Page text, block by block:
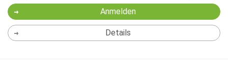
Anmelden
Details